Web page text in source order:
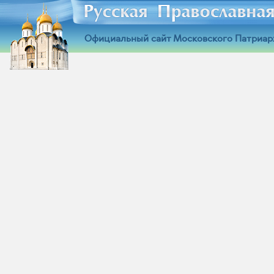
Официальный сайт Московского